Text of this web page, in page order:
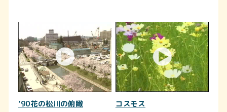
’90花の松川の俯瞰 コスモス